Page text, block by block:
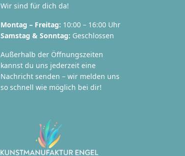
Wir sind für dich da!
Montag – Freitag: 10:00 – 16:00 Uhr
Samstag & Sonntag: Geschlossen
Außerhalb der Öffnungszeiten
kannst du uns jederzeit eine
Nachricht senden – wir melden uns
so schnell wie möglich bei dir!